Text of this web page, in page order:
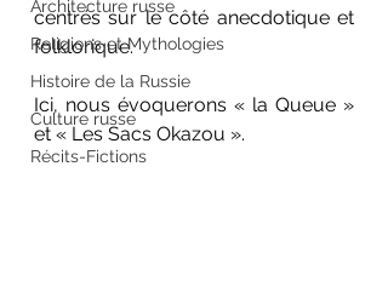
Architecture russe
Religions et Mythologies
Histoire de la Russie
Culture russe
Récits-Fictions
centrés sur le côté anecdotique et
folklorique.
Ici, nous évoquerons « la Queue »
et « Les Sacs Okazou ».